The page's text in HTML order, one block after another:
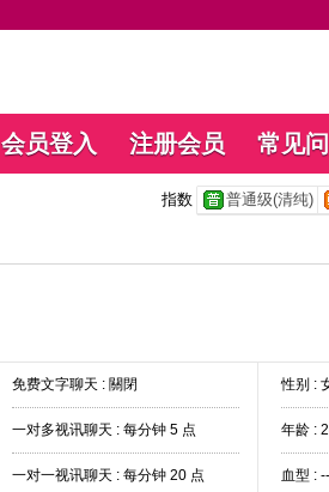
会员登入 注册会员 常见
指数 普通级(清纯)
免费文字聊天 : 關閉
一对多视讯聊天 : 每分钟 5 点
一对一视讯聊天 : 每分钟 20 点
性别 :
年龄 :
血型 :